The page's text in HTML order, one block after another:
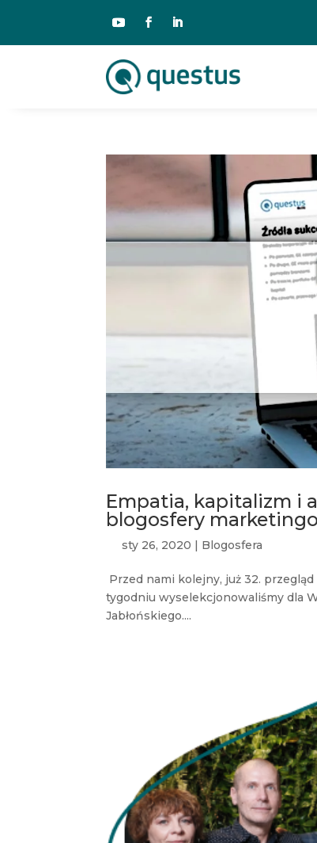
Empatia, kapitalizm i
blogosfery
sty 26, 2020 | Blogosfera
Przed nami kolejny, już 32.
tygodniu wyselekcjonowaliśmy dla
Jabłońskiego....